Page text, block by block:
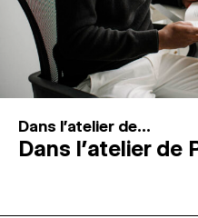
Dans l'atelier de...
Dans l’atelier de